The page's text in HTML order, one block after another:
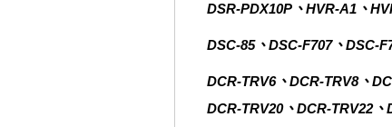
DSR-PDX10P、HVR-A1、
DSC-85、DSC-F707、DSC-
DCR-TRV6、DCR-TRV8、
DCR-TRV20、DCR-TRV22